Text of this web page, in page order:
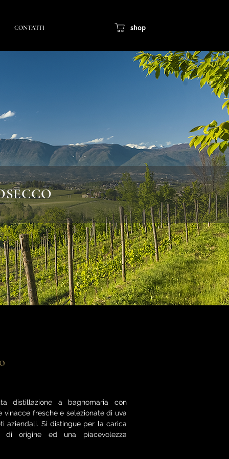
CONTATTI shop
distillazione a bagnomaria con
fresche e selezionate di uva
aziendali. Si distingue per la carica
di origine ed una piacevolezza